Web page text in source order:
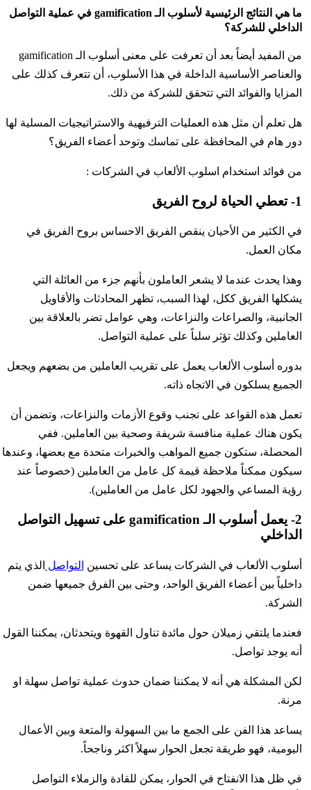
ما هي النتائج الرئيسية لأسلوب الـ gamification في عملية التواصل
الداخلي للشركة؟
من المفيد أيضاً بعد أن تعرفت على معنى أسلوب الـ gamification
والعناصر الأساسية الداخلة في هذا الأسلوب، أن تتعرف كذلك على
المزايا والفوائد التي تتحقق للشركة من ذلك.
هل تعلم أن مثل هذه العمليات الترفيهية والاستراتيجيات المسلية لها
دور هام في المحافظة على تماسك وتوحد أعضاء الفريق؟
من فوائد استخدام اسلوب الألعاب في الشركات :
1- تعطي الحياة لروح الفريق
في الكثير من الأحيان ينقص الفريق الاحساس بروح الفريق في
مكان العمل.
وهذا يحدث عندما لا يشعر العاملون بأنهم جزء من العائلة التي
يشكلها الفريق ككل، لهذا السبب، تظهر المحادثات والأقاويل
الجانبية، والصراعات والنزاعات، وهي عوامل تضر بالعلاقة بين
العاملين وكذلك تؤثر سلباً على عملية التواصل.
بدوره أسلوب الألعاب يعمل على تقريب العاملين من بضعهم ويجعل
الجميع يسلكون في الاتجاه ذاته.
تعمل هذه القواعد على تجنب وقوع الأزمات والنزاعات، وتضمن أن
يكون هناك عملية منافسة شريفة وصحية بين العاملين. ففي
المحصلة، ستكون جميع المواهب والخبرات متحدة مع بعضها، وعندها
سيكون ممكناً ملاحظة قيمة كل عامل من العاملين (خصوصاً عند
رؤية المساعي والجهود لكل عامل من العاملين).
2- يعمل أسلوب الـ gamification على تسهيل التواصل
الداخلي
أسلوب الألعاب في الشركات يساعد على تحسين التواصل الذي يتم
داخلياً بين أعضاء الفريق الواحد، وحتى بين الفرق جميعها ضمن
الشركة.
فعندما يلتقي زميلان حول مائدة تناول القهوة ويتحدثان، يمكننا القول
أنه يوجد تواصل.
لكن المشكلة هي أنه لا يمكننا ضمان حدوث عملية تواصل سهلة او
مرنة.
يساعد هذا الفن على الجمع ما بين السهولة والمتعة وبين الأعمال
اليومية، فهو طريقة تجعل الحوار سهلاً اكثر وناجحاً.
في ظل هذا الانفتاح في الحوار، يمكن للقادة والزملاء التواصل